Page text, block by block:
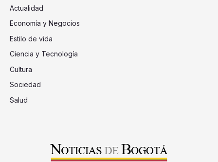
Actualidad
Economía y Negocios
Estilo de vida
Ciencia y Tecnología
Cultura
Sociedad
Salud